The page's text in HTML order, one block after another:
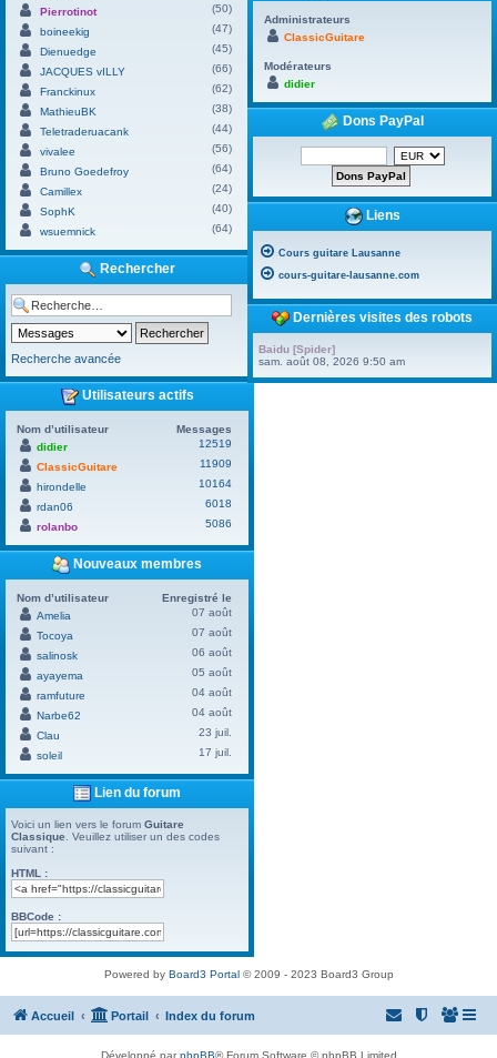
Pierrotinot
(50)
boineekig
(47)
Dienuedge
(45)
JACQUES vILLY
(66)
Franckinux
(62)
MathieuBK
(38)
Teletraderuacank
(44)
vivalee
(56)
Bruno Goedefroy
(64)
Camillex
(24)
SophK
(40)
wsuemnick
(64)
Rechercher
Recherche avancée
Utilisateurs actifs
Nom d’utilisateur
Messages
didier
12519
ClassicGuitare
11909
hirondelle
10164
rdan06
6018
rolanbo
5086
Nouveaux membres
Nom d’utilisateur
Enregistré le
Amelia
07 août
Tocoya
07 août
salinosk
06 août
ayayema
05 août
ramfuture
04 août
Narbe62
04 août
Clau
23 juil.
soleil
17 juil.
Lien du forum
Voici un lien vers le forum Guitare
Classique . Veuillez utiliser un des codes
suivant :
HTML :
BBCode :
Administrateurs
ClassicGuitare
Modérateurs
didier
Dons PayPal
Liens
Cours guitare Lausanne
cours-guitare-lausanne.com
Dernières visites des robots
Baidu [Spider]
sam. août 08, 2026 9:50 am
Powered by Board3 Portal© 2009 - 2023 Board3 Group
Accueil Portail Index du forum
Développé parphpBB® Forum Software © phpBB Limited